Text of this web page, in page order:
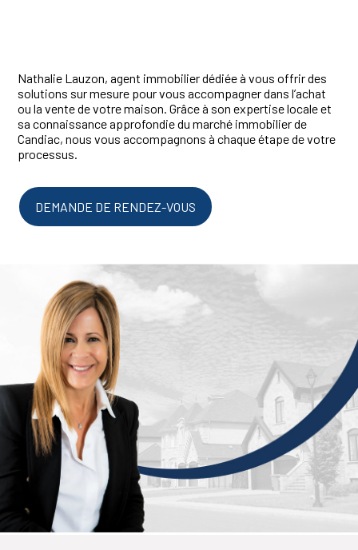
Nathalie Lauzon, agent immobilier dédiée à vous offrir des
solutions sur mesure pour vous accompagner dans l’achat
ou la vente de votre maison. Grâce à son expertise locale et
sa connaissance approfondie du marché immobilier de
Candiac, nous vous accompagnons à chaque étape de votre
processus.
DEMANDE DE RENDEZ-VOUS